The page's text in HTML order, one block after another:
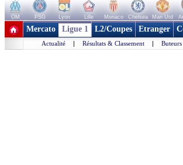
OM PSG Lyon Lille Monaco Chelsea Man Utd
+ de clubs
Mercato Ligue 1 L2/Coupes Etranger
Actualité | Résultats & Classement | Buteurs